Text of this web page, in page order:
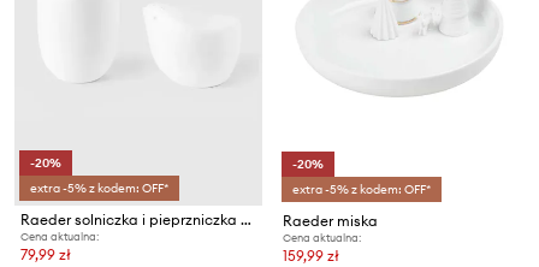
-20%
extra -5% z kodem: OFF*
Raeder solniczka i pieprzniczka Bird 4/6,5 cm
Cena aktualna:
79,99 zł
-20%
extra -5% z kodem: OFF*
Raeder miska
Cena aktualna:
159,99 zł